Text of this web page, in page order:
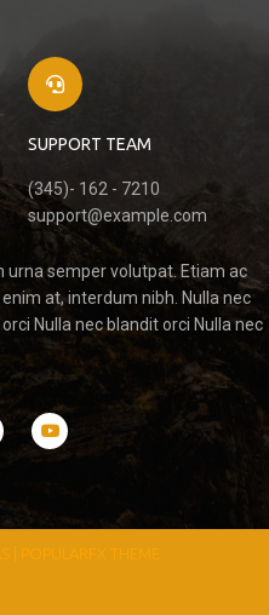
SUPPORT TEAM
(345)- 162 - 7210
support@example.com
urna semper volutpat. Etiam ac
at, interdum nibh. Nulla nec
Nulla nec blandit orci Nulla nec
| POPULARFX THEME